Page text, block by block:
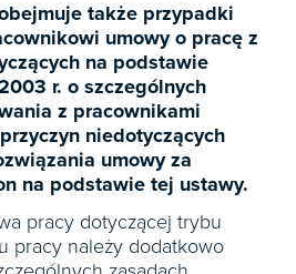
także przypadki
umowy o pracę z
na podstawie
r. o szczególnych
z pracownikami
niedotyczących
umowy za
na podstawie tej ustawy.
pracy dotyczącej trybu
pracy należy dodatkowo